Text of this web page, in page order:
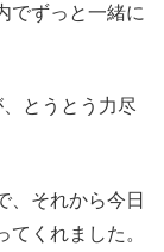
でずっと一緒に
とうとう力尽
、それから今日
くれました。